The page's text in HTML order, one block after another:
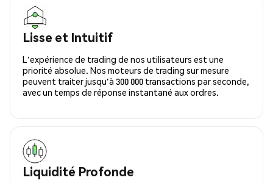
Lisse et Intuitif
L'expérience de trading de nos utilisateurs est une
priorité absolue. Nos moteurs de trading sur mesure
peuvent traiter jusqu'à 300 000 transactions par seconde,
avec un temps de réponse instantané aux ordres.
Liquidité Profonde